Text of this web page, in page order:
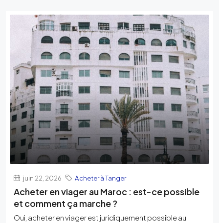
juin 22, 2026 Acheter à Tanger
Acheter en viager au Maroc : est-ce possible
et comment ça marche ?
Oui, acheter en viager est juridiquement possible au